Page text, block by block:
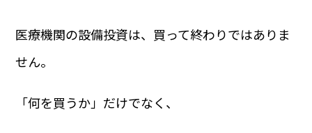
医療機関の設備投資は、買って終わりではありま
せん。
「何を買うか」だけでなく、